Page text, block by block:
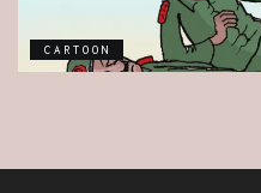
CARTOON